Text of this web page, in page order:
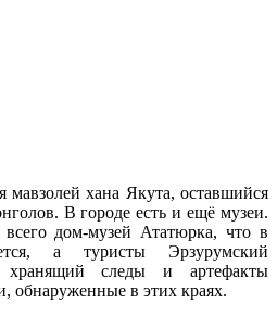
мавзолей хана Якута, оставшийся
В городе есть и ещё музеи.
дом-музей Ататюрка, что в
а туристы Эрзурумский
хранящий следы и артефакты
обнаруженные в этих краях.